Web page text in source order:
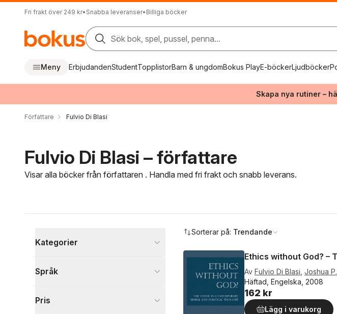
Fri frakt över 249 kr• Snabba leveranser• Billiga böcker
Sök bok, spel, pussel, penna...
Meny ErbjudandenStudentTopplistorBarn & ungdomBokus PlayE-böckerLjudböcker
Skapa nya rutiner –
Författare Fulvio Di Blasi
Fulvio Di Blasi – författare
Visar alla böcker från författaren . Handla med fri frakt och snabb leverans.
Kategorier
Juridik
1
Språk
Pris
Sorterar på: Trendande
Ethics without God? –
Av Fulvio Di Blasi Joshua
Häftad, Engelska, 2008
162 kr
Lägg i varukorg